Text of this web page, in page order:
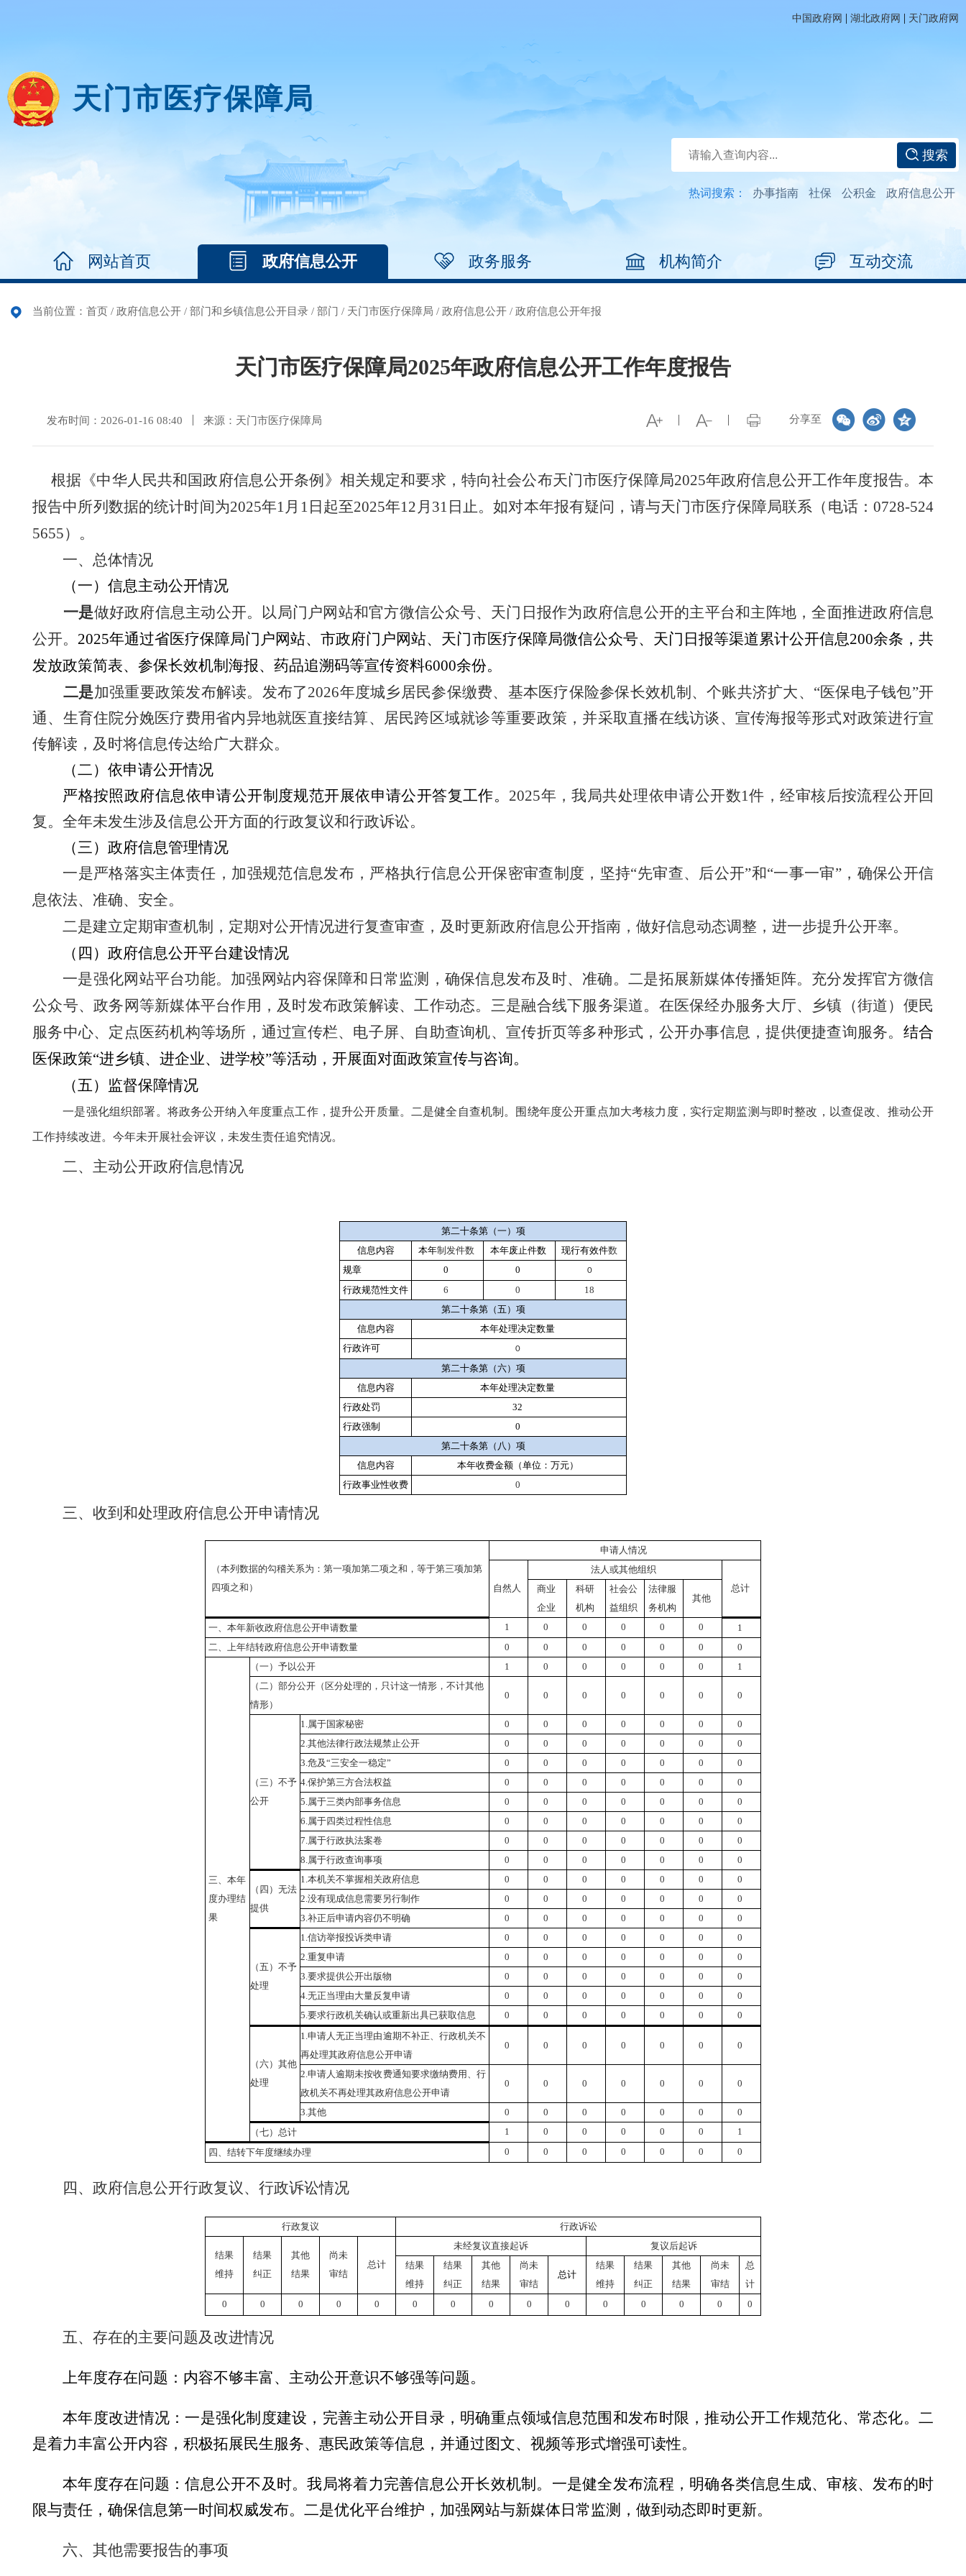
中国政府网 | 湖北政府网 | 天门政府网
天门市医疗保障局
搜索
热词搜索： 办事指南 社保 公积金 政府信息公开
网站首页 政府信息公开 政务服务 机构简介 互动交流
当前位置： 首页 / 政府信息公开 / 部门和乡镇信息公开目录 / 部门 / 天门市医疗保障局 / 政府信息公开 / 政府信息公开年报
天门市医疗保障局2025年政府信息公开工作年度报告
分享至
发布时间：2026-01-16 08:40 来源：天门市医疗保障局
根据《中华人民共和国政府信息公开条例》相关规定和要求，特向社会公布天门市医疗保障局2025年政府信息公开工作年度报告。本
报告中所列数据的统计时间为2025年1月 1 日起至2025年12 月 31 日止。如对本年报有疑问，请与天门市医疗保障局联系（电话：0728-524
5655）。
一、总体情况
（一）信息主动公开情况
一是做好政府信息主动公开。以局门户网站和官方微信公众号、天门日报作为政府信息公开的主平台和主阵地，全面推进政府信息
公开。 2025年通过省医疗保障局门户网站、市政府门户网站、天门市医疗保障局微信公众号、天门日报等渠道累计公开信息200余条，共
发放政策简表、参保长效机制海报、药品追溯码等宣传资料6000余份。
二是加强重要政策发布解读。发布了2026年度城乡居民参保缴费、基本医疗保险参保长效机制、个账共济扩大、“医保电子钱包”开
通、生育住院分娩医疗费用省内异地就医直接结算、居民跨区域就诊等重要政策，并采取直播在线访谈、宣传海报等形式对政策进行宣
传解读，及时将信息传达给广大群众。
（二）依申请公开情况
严格按照政府信息依申请公开制度规范开展依申请公开答复工作。 2025年，我局共处理依申请公开数1件，经审核后按流程公开回
复。全年未发生涉及信息公开方面的行政复议和行政诉讼。
（三）政府信息管理情况
一是严格落实主体责任，加强规范信息发布，严格执行信息公开保密审查制度，坚持“先审查、后公开”和“一事一审”，确保公开信
息依法、准确、安全。
二是建立定期审查机制，定期对公开情况进行复查审查，及时更新政府信息公开指南，做好信息动态调整，进一步提升公开率。
（四）政府信息公开平台建设情况
一是强化网站平台功能。加强网站内容保障和日常监测，确保信息发布及时、准确。二是拓展新媒体传播矩阵。充分发挥官方微信
公众号、政务网等新媒体平台作用，及时发布政策解读、工作动态。三是融合线下服务渠道。在医保经办服务大厅、乡镇（街道）便民
服务中心、定点医药机构等场所，通过宣传栏、电子屏、自助查询机、宣传折页等多种形式，公开办事信息，提供便捷查询服务。 结合
医保政策“进乡镇、进企业、进学校”等活动，开展面对面政策宣传与咨询。
（五）监督保障情况
一是强化组织部署。将政务公开纳入年度重点工作，提升公开质量。二是健全自查机制。围绕年度公开重点加大考核力度，实行定期监测与即时整改，以查促改、推动公开
工作持续改进。今年未开展社会评议，未发生责任追究情况。
二、主动公开政府信息情况
第二十条第（一）项
信息内容
本年制发件数 本年废止件数 现行有效件数
规章
0 0 0
行政规范性文件 6 0
18
第二十条第（五）项
信息内容
本年处理决定数量
行政许可
0
第二十条第（六）项
信息内容
本年处理决定数量
行政处罚
32
行政强制
0
第二十条第（八）项
信息内容
本年收费金额（单位：万元）
行政事业性收费
0
三、收到和处理政府信息公开申请情况
（本列数据的勾稽关系为：第一项加第二项之和，等于第三项加第
四项之和）
申请人情况
自然人
法人或其他组织
总计
商业
企业
科研
机构
社会公
益组织
法律服
务机构
其他
一、本年新收政府信息公开申请数量 1 0 0 0 0 0
1
二、上年结转政府信息公开申请数量
0 0 0 0 0 0 0
三、本年
度办理结
果
（一）予以公开 1 0 0 0 0 0
1
（二）部分公开（区分处理的，只计这一情形，不计其他
情形）
0 0 0 0 0 0 0
（三）不予
公开
1.属于国家秘密 0 0 0 0 0 0
0
2.其他法律行政法规禁止公开 0 0 0 0 0 0
0
3.危及“三安全一稳定” 0 0 0 0 0 0
0
4.保护第三方合法权益 0 0 0 0 0 0
0
5.属于三类内部事务信息 0 0 0 0 0 0
0
6.属于四类过程性信息 0 0 0 0 0 0
0
7.属于行政执法案卷 0 0 0 0 0 0
0
8.属于行政查询事项 0 0 0 0 0 0 0
（四）无法
提供
1.本机关不掌握相关政府信息 0 0 0 0 0 0
0
2.没有现成信息需要另行制作 0 0 0 0 0 0
0
3.补正后申请内容仍不明确 0 0 0 0 0 0 0
（五）不予
处理
1.信访举报投诉类申请 0 0 0 0 0 0
0
2.重复申请 0 0 0 0 0 0
0
3.要求提供公开出版物 0 0 0 0 0 0
0
4.无正当理由大量反复申请 0 0 0 0 0 0
0
5.要求行政机关确认或重新出具已获取信息 0 0 0 0 0 0 0
（六）其他
处理
1.申请人无正当理由逾期不补正、行政机关不
再处理其政府信息公开申请
0 0 0 0 0 0 0
2.申请人逾期未按收费通知要求缴纳费用、行
政机关不再处理其政府信息公开申请
0 0 0 0 0 0 0
3.其他 0 0 0 0 0 0
0
（七）总计
1 0 0 0 0 0
1
四、结转下年度继续办理
0 0 0 0 0 0 0
四、政府信息公开行政复议、行政诉讼情况
行政复议 行政诉讼
结果
维持
结果
纠正
其他
结果
尚未
审结
总计
未经复议直接起诉
复议后起诉
结果
维持
结果
纠正
其他
结果
尚未
审结
总计
结果
维持
结果
纠正
其他
结果
尚未
审结
总
计
0
0 0 0 0 0 0 0 0 0 0 0 0 0 0
五、存在的主要问题及改进情况
上年度存在问题： 内容不够丰富、主动公开意识不够强等问题。
本年度改进情况：一是强化制度建设，完善主动公开目录，明确重点领域信息范围和发布时限，推动公开工作规范化、常态化。二
是着力丰富公开内容，积极拓展民生服务、惠民政策等信息，并通过图文、视频等形式增强可读性。
本年度存在问题：信息公开不及时。我局将着力完善信息公开长效机制。一是健全发布流程，明确各类信息生成、审核、发布的时
限与责任，确保信息第一时间权威发布。二是优化平台维护，加强网站与新媒体日常监测，做到动态即时更新。
六、其他需要报告的事项